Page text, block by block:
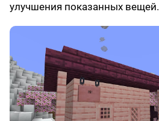
улучшения показанных вещей.